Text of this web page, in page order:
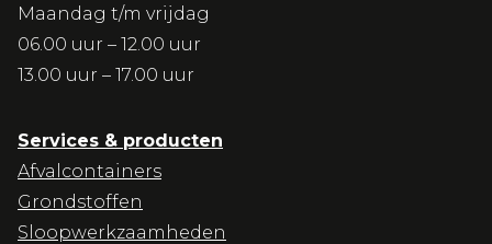
Maandag t/m vrijdag
06.00 uur – 12.00 uur
13.00 uur – 17.00 uur
Services & producten
Afvalcontainers
Grondstoffen
Sloopwerkzaamheden